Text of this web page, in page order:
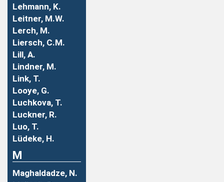
Lehmann, K.
Leitner, M.W.
Lerch, M.
Liersch, C.M.
Lill, A.
Lindner, M.
Link, T.
Looye, G.
Luchkova, T.
Luckner, R.
Luo, T.
Lüdeke, H.
M
Maghaldadze, N.